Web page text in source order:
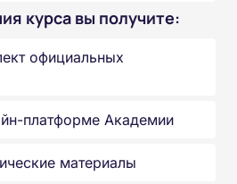
курса вы получите:
официальных
платформе Академии
материалы